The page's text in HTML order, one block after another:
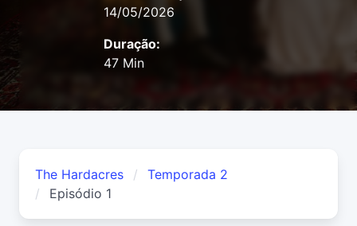
14/05/2026
Duração:
47 Min
The Hardacres
Temporada 2
Episódio 1